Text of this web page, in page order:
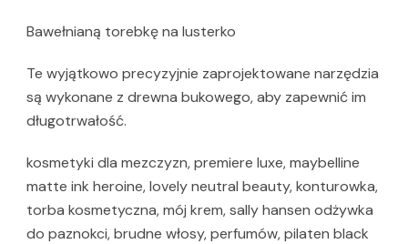
Bawełnianą torebkę na lusterko
Te wyjątkowo precyzyjnie zaprojektowane narzędzia
są wykonane z drewna bukowego, aby zapewnić im
długotrwałość.
kosmetyki dla mezczyzn, premiere luxe, maybelline
matte ink heroine, lovely neutral beauty, konturowka,
torba kosmetyczna, mój krem, sally hansen odżywka
do paznokci, brudne włosy, perfumów, pilaten black